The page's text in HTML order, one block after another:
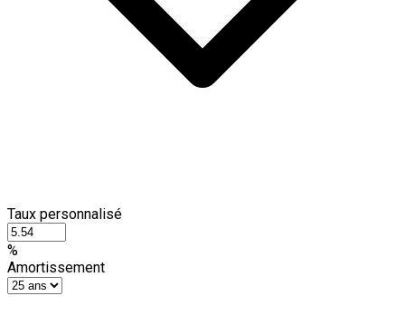
Taux personnalisé
%
Amortissement